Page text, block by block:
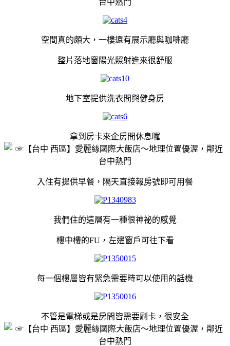
空間真的頗大，一樓還有展示廳與咖啡廳
整片落地窗陽光照射進來很舒服
地下室提供洗衣間與健身房
拿到房卡來企房間休息囉
入住有提供早餐，隔天直接報房號即可用餐
我們住的這層有一種很神祕的感覺
樓中樓的FU，左邊窗戶可往下看
每一個樓層皆有緊急需要時可以使用的話機
不管是電梯或是房間皆需要刷卡，很安全